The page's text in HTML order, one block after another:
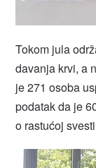
Tokom jula
davanja krvi, a
je 271 osoba
podatak da je
o rastućoj